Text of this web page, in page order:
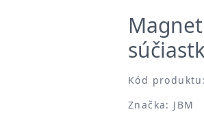
Kód
Značka: JBM